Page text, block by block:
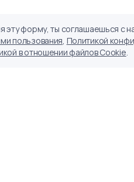
эту форму, ты соглашаешься с
пользования, Политикой
в отношении файлов Cookie.